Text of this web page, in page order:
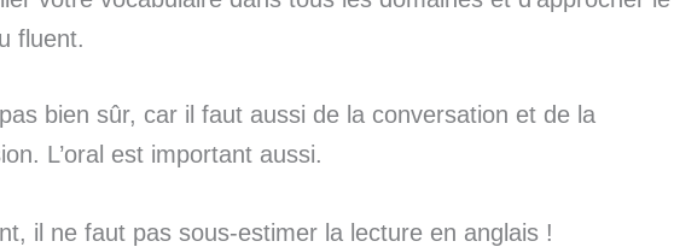
fluent.
bien sûr, car il faut aussi de la conversation et de la
L’oral est important aussi.
il ne faut pas sous-estimer la lecture en anglais !